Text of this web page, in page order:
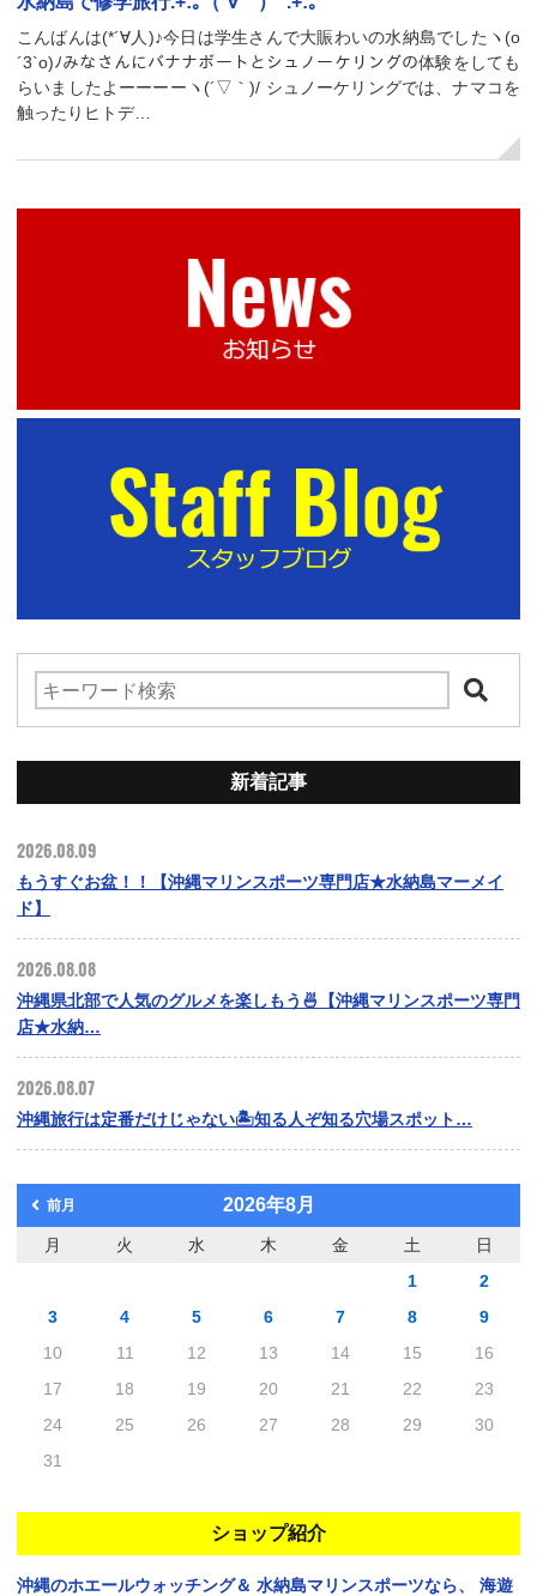
こんばんは(*´∀人)♪今日は学生さんで大賑わいの水納島でしたヽ(o
´3`o)ﾉみなさんにバナナボートとシュノーケリングの体験をしても
らいましたよーーーーヽ(´▽｀)/ シュノーケリングでは、ナマコを
触ったりヒトデ…
新着記事
2026.08.09
もうすぐお盆！！【沖縄マリンスポーツ専門店★水納島マーメイ
ド】
2026.08.08
沖縄県北部で人気のグルメを楽しもう🍜【沖縄マリンスポーツ専門
店★水納…
2026.08.07
沖縄旅行は定番だけじゃない🏝️知る人ぞ知る穴場スポット…
前月 2026年8月
月 火 水 木 金 土
日
1
2
3
4 5 6 7 8
9
10
11 12 13 14 15
16
17
18 19 20 21 22
23
24
25 26 27 28 29
30
31
ショップ紹介
沖縄のホエールウォッチング＆ 水納島マリンスポーツなら、
海遊